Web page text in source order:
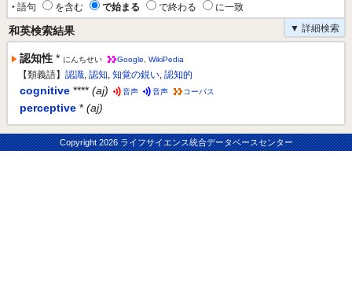
‣ 語句 を含む で始まる で終わる
に一致
▼ 詳細検索
和英検索結果
認知性 * にんちせい Google WikiPedia
【類義語】 認識, 認知, 知覚の鋭い, 認知的
cognitive **** (aj) 音声 音声 コーパス
perceptive * (aj)
Copyright2026 ライフサイエンス統合データベースセンター